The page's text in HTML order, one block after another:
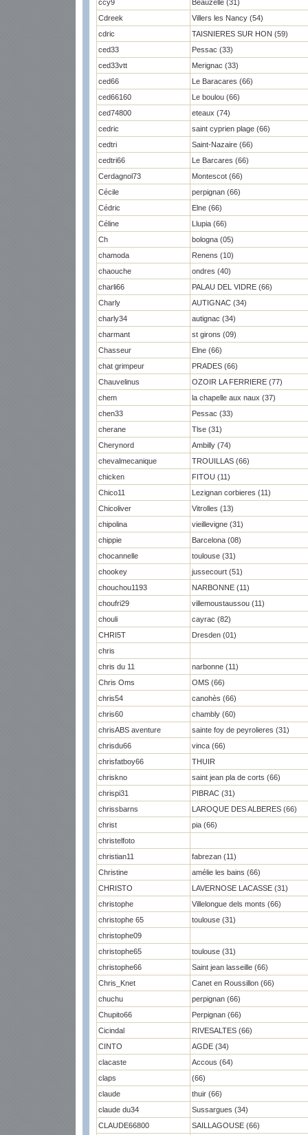
ccy9
Beauzelle (31)
Cdreek
Villers les Nancy (54)
cdric
TAISNIERES SUR HON (59)
ced33
Pessac (33)
ced33vtt
Merignac (33)
ced66
Le Baracares (66)
ced66160
Le boulou (66)
ced74800
eteaux (74)
cedric
saint cyprien plage (66)
cedtri
Saint-Nazaire (66)
cedtri66
Le Barcares (66)
Cerdagnol73
Montescot (66)
Cécile
perpignan (66)
Cédric
Elne (66)
Céline
Llupia (66)
Ch
bologna (05)
chamoda
Renens (10)
chaouche
ondres (40)
charli66
PALAU DEL VIDRE (66)
Charly
AUTIGNAC (34)
charly34
autignac (34)
charmant
st girons (09)
Chasseur
Elne (66)
chat grimpeur
PRADES (66)
Chauvelinus
OZOIR LA FERRIERE (77)
chem
la chapelle aux naux (37)
chen33
Pessac (33)
cherane
Tlse (31)
Cherynord
Ambilly (74)
chevalmecanique
TROUILLAS (66)
chicken
FITOU (11)
Chico11
Lezignan corbieres (11)
Chicoliver
Vitrolles (13)
chipolina
vieillevigne (31)
chippie
Barcelona (08)
chocannelle
toulouse (31)
chookey
jussecourt (51)
chouchou1193
NARBONNE (11)
choufri29
villemoustaussou (11)
chouli
cayrac (82)
CHRI5T
Dresden (01)
chris
chris du 11
narbonne (11)
Chris Oms
OMS (66)
chris54
canohès (66)
chris60
chambly (60)
chrisABS aventure
sainte foy de peyrolieres (31)
chrisdu66
vinca (66)
chrisfatboy66
THUIR
chriskno
saint jean pla de corts (66)
chrispi31
PIBRAC (31)
chrissbarns
LAROQUE DES ALBERES (66)
christ
pia (66)
christelfoto
christian11
fabrezan (11)
Christine
amélie les bains (66)
CHRISTO
LAVERNOSE LACASSE (31)
christophe
Villelongue dels monts (66)
christophe 65
toulouse (31)
christophe09
christophe65
toulouse (31)
christophe66
Saint jean lasseille (66)
Chris_Knet
Canet en Roussillon (66)
chuchu
perpignan (66)
Chupito66
Perpignan (66)
Cicindal
RIVESALTES (66)
CINTO
AGDE (34)
clacaste
Accous (64)
claps
(66)
claude
thuir (66)
claude du34
Sussargues (34)
CLAUDE66800
SAILLAGOUSE (66)